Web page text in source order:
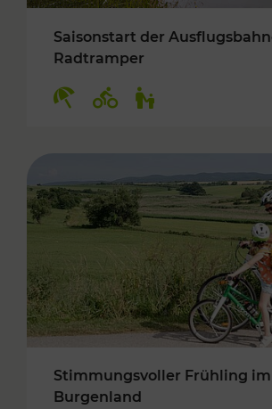
Saisonstart der
Radtramper
Stimmungsvoller Frühling im
Burgenland